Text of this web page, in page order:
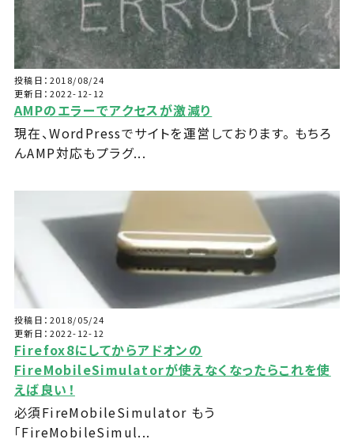
投稿日：2018/08/24
更新日：2022-12-12
AMPのエラーでアクセスが激減り
現在、WordPressでサイトを運営しております。 もちろ
んAMP対応もプラグ...
投稿日：2018/05/24
更新日：2022-12-12
Firefox8にしてからアドオンの
FireMobileSimulatorが使えなくなったらこれを使
えば良い！
必須FireMobileSimulator もう
「FireMobileSimul...